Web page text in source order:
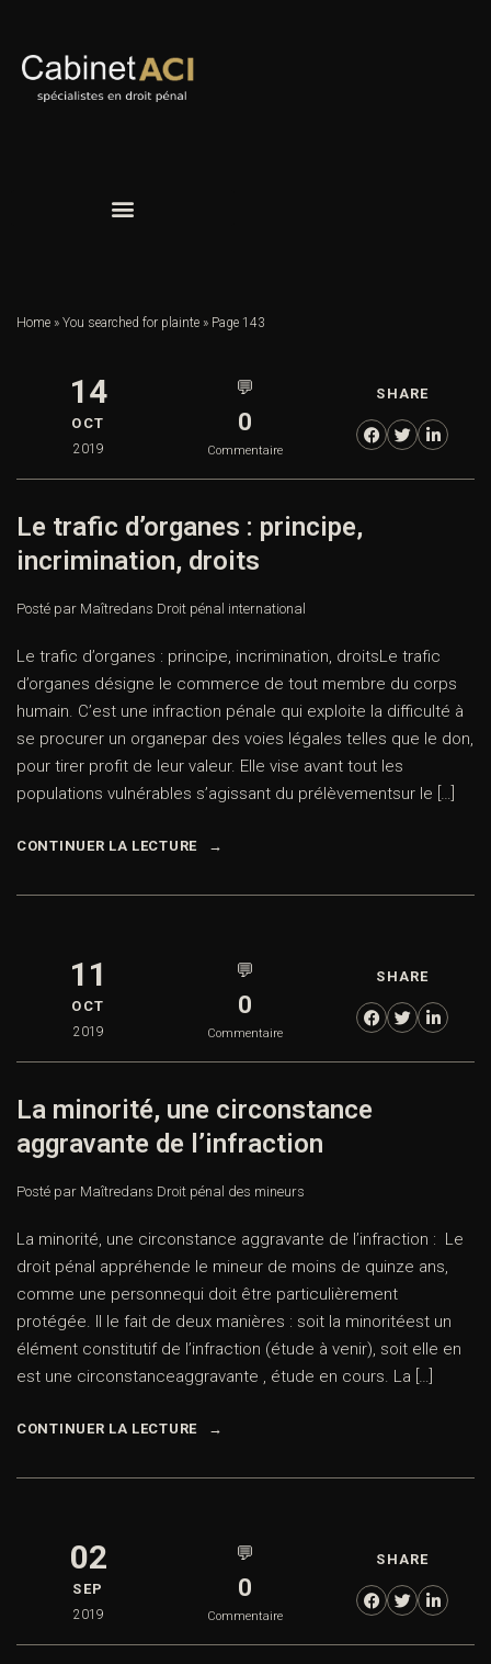
Home » You searched for plainte » Page 143
14
OCT
2019
💬
0
Commentaire
SHARE
Le trafic d’organes : principe,
incrimination, droits
Posté par Maîtredans Droit pénal international
Le trafic d’organes : principe, incrimination, droitsLe trafic
d’organes désigne le commerce de tout membre du corps
humain. C’est une infraction pénale qui exploite la difficulté à
se procurer un organepar des voies légales telles que le don,
pour tirer profit de leur valeur. Elle vise avant tout les
populations vulnérables s’agissant du prélèvementsur le […]
CONTINUER LA LECTURE
11
OCT
2019
💬
0
Commentaire
SHARE
La minorité, une circonstance
aggravante de l’infraction
Posté par Maîtredans Droit pénal des mineurs
La minorité, une circonstance aggravante de l’infraction : Le
droit pénal appréhende le mineur de moins de quinze ans,
comme une personnequi doit être particulièrement
protégée. Il le fait de deux manières : soit la minoritéest un
élément constitutif de l’infraction (étude à venir), soit elle en
est une circonstanceaggravante , étude en cours. La […]
CONTINUER LA LECTURE
02
SEP
2019
💬
0
Commentaire
SHARE